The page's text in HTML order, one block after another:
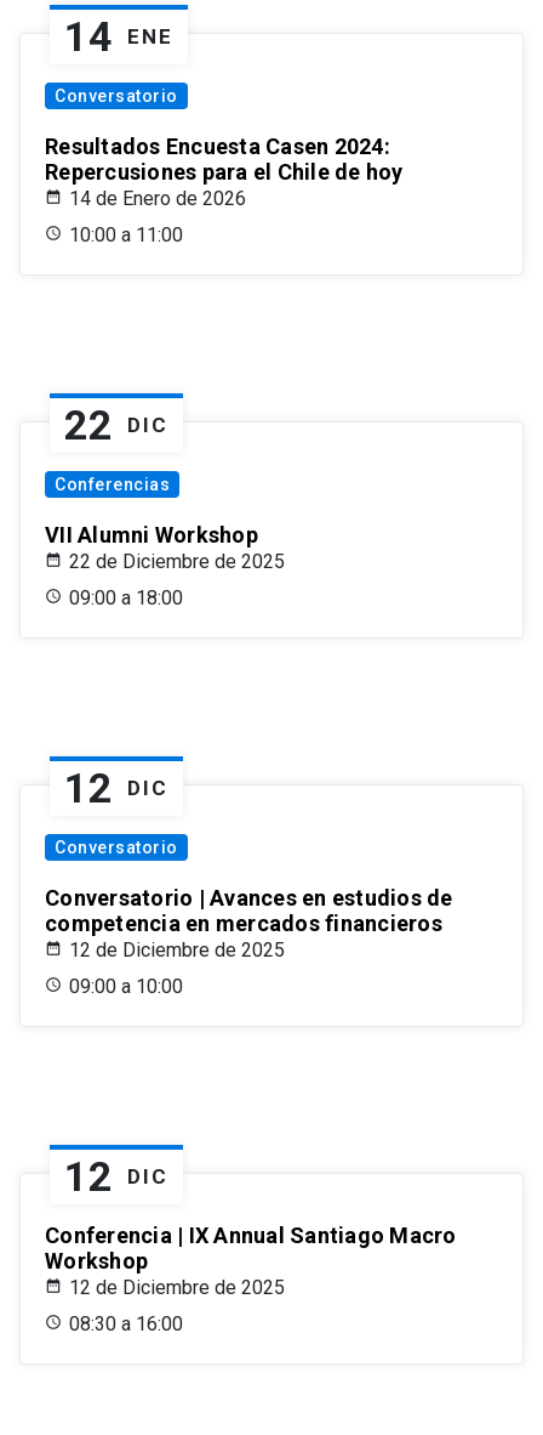
14 ENE
Conversatorio
Resultados Encuesta Casen 2024:
Repercusiones para el Chile de hoy
14 de Enero de 2026
10:00 a 11:00
22 DIC
Conferencias
VII Alumni Workshop
22 de Diciembre de 2025
09:00 a 18:00
12 DIC
Conversatorio
Conversatorio | Avances en estudios de
competencia en mercados financieros
12 de Diciembre de 2025
09:00 a 10:00
12 DIC
Conferencia | IX Annual Santiago Macro
Workshop
12 de Diciembre de 2025
08:30 a 16:00